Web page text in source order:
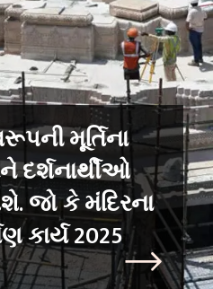
મૂર્તિના
દર્શનાર્થીઓ
જો કે મંદિરના
કાર્ય 2025